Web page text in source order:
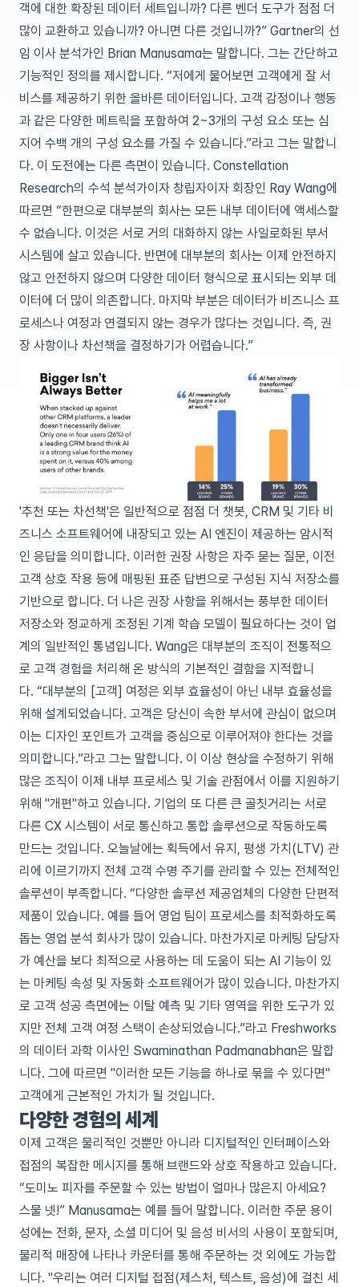
객에 대한 확장된 데이터 세트입니까? 다른 벤더 도구가 점점 더
많이 교환하고 있습니까? 아니면 다른 것입니까?” Gartner의 선
임 이사 분석가인 Brian Manusama는 말합니다. 그는 간단하고
기능적인 정의를 제시합니다. “저에게 물어보면 고객에게 잘 서
비스를 제공하기 위한 올바른 데이터입니다. 고객 감정이나 행동
과 같은 다양한 메트릭을 포함하여 2~3개의 구성 요소 또는 심
지어 수백 개의 구성 요소를 가질 수 있습니다.”라고 그는 말합니
다. 이 도전에는 다른 측면이 있습니다. Constellation
Research의 수석 분석가이자 창립자이자 회장인 Ray Wang에
따르면 “한편으로 대부분의 회사는 모든 내부 데이터에 액세스할
수 없습니다. 이것은 서로 거의 대화하지 않는 사일로화된 부서
시스템에 살고 있습니다. 반면에 대부분의 회사는 이제 안전하지
않고 안전하지 않으며 다양한 데이터 형식으로 표시되는 외부 데
이터에 더 많이 의존합니다. 마지막 부분은 데이터가 비즈니스 프
로세스나 여정과 연결되지 않는 경우가 많다는 것입니다. 즉, 권
장 사항이나 차선책을 결정하기가 어렵습니다.”
'추천 또는 차선책'은 일반적으로 점점 더 챗봇, CRM 및 기타 비
즈니스 소프트웨어에 내장되고 있는 AI 엔진이 제공하는 암시적
인 응답을 의미합니다. 이러한 권장 사항은 자주 묻는 질문, 이전
고객 상호 작용 등에 매핑된 표준 답변으로 구성된 지식 저장소를
기반으로 합니다. 더 나은 권장 사항을 위해서는 풍부한 데이터
저장소와 정교하게 조정된 기계 학습 모델이 필요하다는 것이 업
계의 일반적인 통념입니다. Wang은 대부분의 조직이 전통적으
로 고객 경험을 처리해 온 방식의 기본적인 결함을 지적합니
다. “대부분의 [고객] 여정은 외부 효율성이 아닌 내부 효율성을
위해 설계되었습니다. 고객은 당신이 속한 부서에 관심이 없으며
이는 디자인 포인트가 고객을 중심으로 이루어져야 한다는 것을
의미합니다.”라고 그는 말합니다. 이 이상 현상을 수정하기 위해
많은 조직이 이제 내부 프로세스 및 기술 관점에서 이를 지원하기
위해 "개편"하고 있습니다. 기업의 또 다른 큰 골칫거리는 서로
다른 CX 시스템이 서로 통신하고 통합 솔루션으로 작동하도록
만드는 것입니다. 오늘날에는 획득에서 유지, 평생 가치(LTV) 관
리에 이르기까지 전체 고객 수명 주기를 관리할 수 있는 전체적인
솔루션이 부족합니다. “다양한 솔루션 제공업체의 다양한 단편적
제품이 있습니다. 예를 들어 영업 팀이 프로세스를 최적화하도록
돕는 영업 분석 회사가 많이 있습니다. 마찬가지로 마케팅 담당자
가 예산을 보다 최적으로 사용하는 데 도움이 되는 AI 기능이 있
는 마케팅 속성 및 자동화 소프트웨어가 많이 있습니다. 마찬가지
로 고객 성공 측면에는 이탈 예측 및 기타 영역을 위한 도구가 있
지만 전체 고객 여정 스택이 손상되었습니다.”라고 Freshworks
의 데이터 과학 이사인 Swaminathan Padmanabhan은 말합
니다. 그에 따르면 "이러한 모든 기능을 하나로 묶을 수 있다면"
고객에게 근본적인 가치가 될 것입니다.
다양한 경험의 세계
이제 고객은 물리적인 것뿐만 아니라 디지털적인 인터페이스와
접점의 복잡한 메시지를 통해 브랜드와 상호 작용하고 있습니다.
“도미노 피자를 주문할 수 있는 방법이 얼마나 많은지 아세요?
스물 넷!” Manusama는 예를 들어 말합니다. 이러한 주문 용이
성에는 전화, 문자, 소셜 미디어 및 음성 비서의 사용이 포함되며,
물리적 매장에 나타나 카운터를 통해 주문하는 것 외에도 가능합
니다. "우리는 여러 디지털 접점(제스처, 텍스트, 음성)에 걸친 세